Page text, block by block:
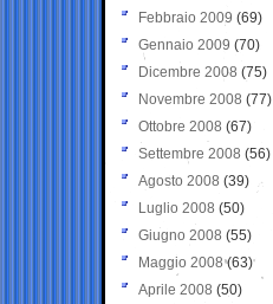
Febbraio 2009 (69)
Gennaio 2009 (70)
Dicembre 2008 (75)
Novembre 2008 (77)
Ottobre 2008 (67)
Settembre 2008 (56)
Agosto 2008 (39)
Luglio 2008 (50)
Giugno 2008 (55)
Maggio 2008(63)
Aprile 2008 (50)